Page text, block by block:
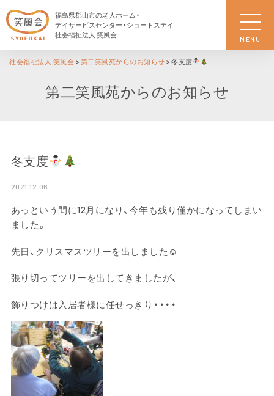
福島県郡山市の老人ホーム・
デイサービスセンター・ショートステイ
社会福祉法人 笑風会
MENU
社会福祉法人 笑風会 > 第二笑風苑からのお知らせ > 冬支度
第二笑風苑からのお知らせ
冬支度
2021.12.06
あっという間に12月になり、今年も残り僅かになってしまい
ました。
先日、クリスマスツリーを出しました☺
張り切ってツリーを出してきましたが、
飾りつけは入居者様に任せっきり・・・・